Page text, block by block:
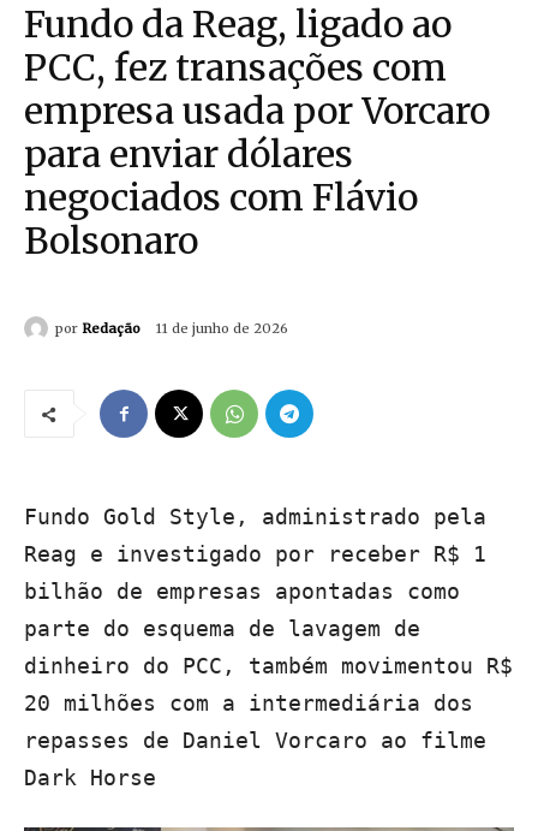
Fundo da Reag, ligado ao
PCC, fez transações com
empresa usada por Vorcaro
para enviar dólares
negociados com Flávio
Bolsonaro
por Redação 11 de junho de 2026
Fundo Gold Style, administrado pela
Reag e investigado por receber R$ 1
bilhão de empresas apontadas como
parte do esquema de lavagem de
dinheiro do PCC, também movimentou R$
20 milhões com a intermediária dos
repasses de Daniel Vorcaro ao filme
Dark Horse